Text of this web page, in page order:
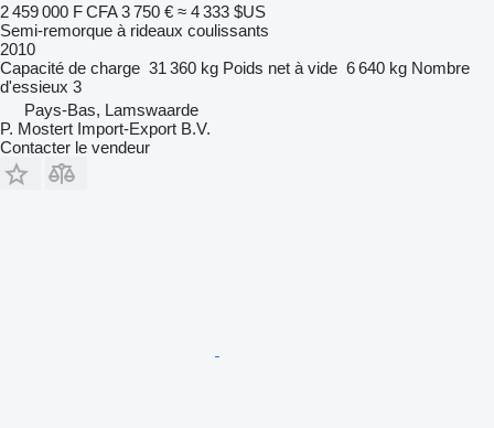
2 459 000 F CFA 3 750 € ≈ 4 333 $US
Semi-remorque à rideaux coulissants
2010
Capacité de charge 31 360 kg Poids net à vide 6 640 kg Nombre
d'essieux 3
Pays-Bas, Lamswaarde
P. Mostert Import-Export B.V.
Contacter le vendeur